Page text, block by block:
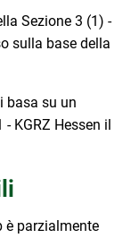
Sezione 3 (1) -
sulla base della
basa su un
KGRZ Hessen il
è parzialmente